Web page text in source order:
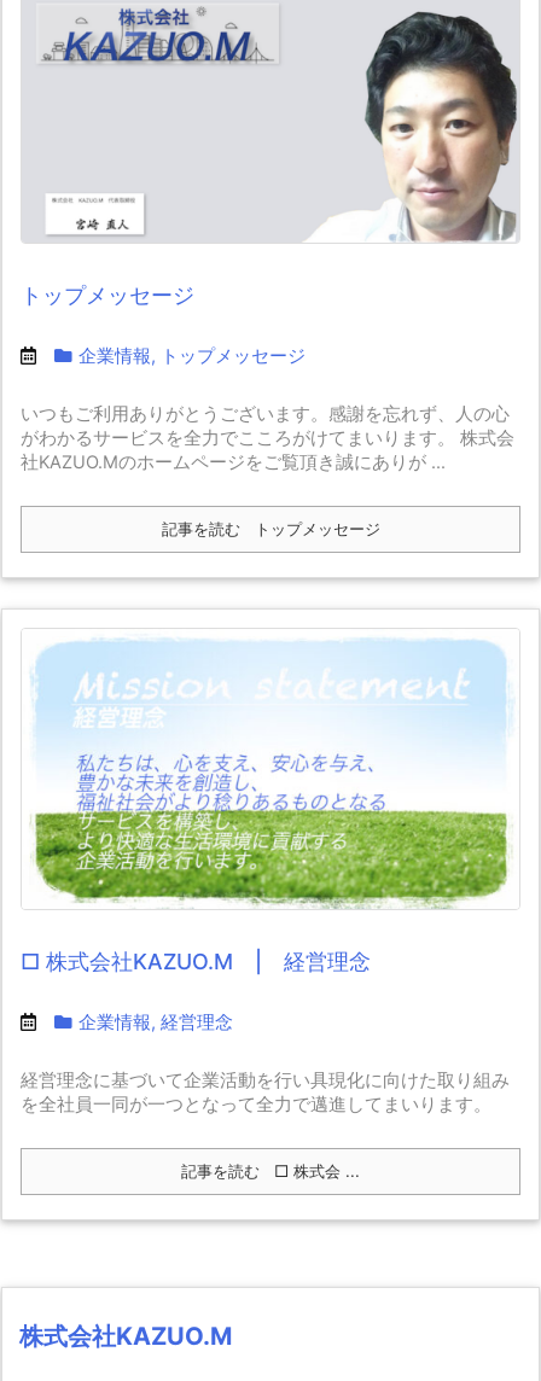
トップメッセージ
企業情報, トップメッセージ
いつもご利用ありがとうございます。感謝を忘れず、人の心
がわかるサービスを全力でこころがけてまいります。 株式会
社KAZUO.Mのホームページをご覧頂き誠にありが ...
記事を読む トップメッセージ
□ 株式会社KAZUO.M | 経営理念
企業情報, 経営理念
経営理念に基づいて企業活動を行い具現化に向けた取り組み
を全社員一同が一つとなって全力で邁進してまいります。
記事を読む □ 株式会 ...
株式会社KAZUO.M